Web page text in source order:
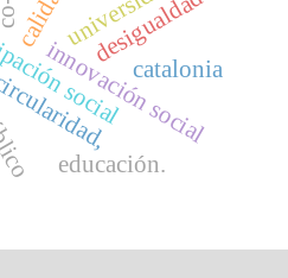
social
i
n
n
o
v
a
c
i
ó
n
s
o
c
i
a
l
desigualdad
catalonia
educación.